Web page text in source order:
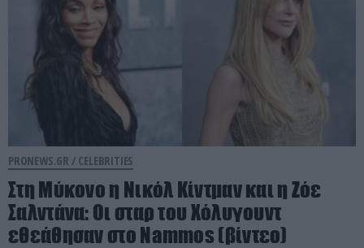
PRONEWS.GR / CELEBRITIES
Στη Μύκονο η Νικόλ Κίντμαν και η Ζόε
Σαλντάνα: Οι σταρ του Χόλυγουντ
εθεάθησαν στο Nammos (βίντεο)